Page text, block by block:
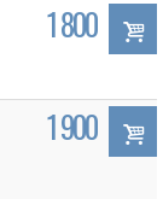
1 800
1 900